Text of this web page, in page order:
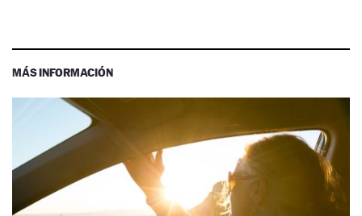
MÁS INFORMACIÓN